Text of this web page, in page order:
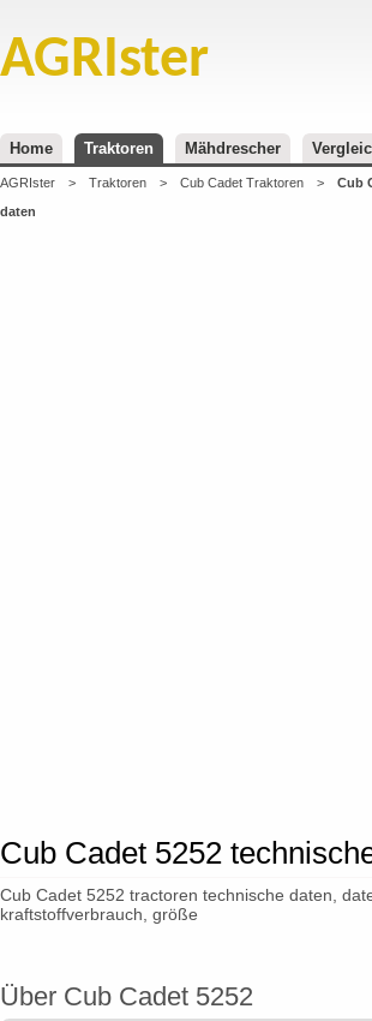
AGRIster
Home Traktoren Mähdrescher
AGRIster > Traktoren > Cub Cadet Traktoren >
Cub
daten
Cub Cadet 5252
Cub Cadet 5252 tractoren technische daten,
kraftstoffverbrauch, größe
Über Cub Cadet 5252